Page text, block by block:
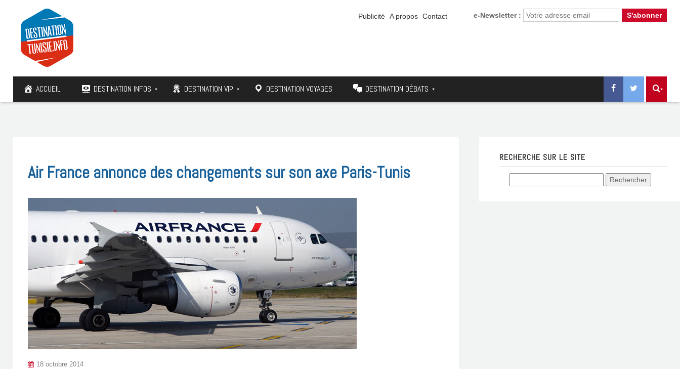
e-Newsletter :
Publicité A propos Contact
ACCUEIL DESTINATION INFOS DESTINATION VIP DESTINATION VOYAGES DESTINATION DÉBATS
Air France annonce des changements sur son axe Paris-Tunis
18 octobre 2014
RECHERCHE SUR LE SITE